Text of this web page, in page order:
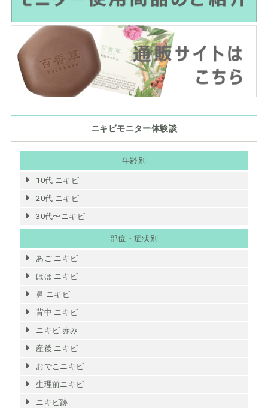
ニキビモニター体験談
年齢別
10代 ニキビ
20代 ニキビ
30代〜ニキビ
部位・症状別
あご ニキビ
ほほ ニキビ
鼻 ニキビ
背中 ニキビ
ニキビ 赤み
産後 ニキビ
おでこニキビ
生理前ニキビ
ニキビ跡